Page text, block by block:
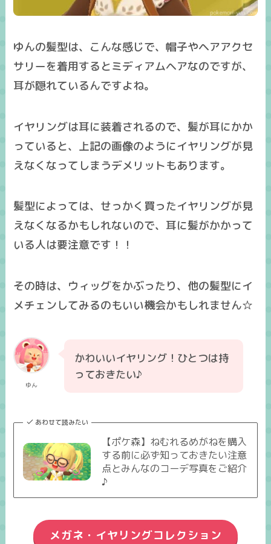
ゆんの髪型は、こんな感じで、帽子やヘアアクセ
サリーを着用するとミディアムヘアなのですが、
耳が隠れているんですよね。
イヤリングは耳に装着されるので、髪が耳にかか
っていると、上記の画像のようにイヤリングが見
えなくなってしまうデメリットもあります。
髪型によっては、せっかく買ったイヤリングが見
えなくなるかもしれないので、耳に髪がかかって
いる人は要注意です！！
その時は、ウィッグをかぶったり、他の髪型にイ
メチェンしてみるのもいい機会かもしれません☆
ゆん
かわいいイヤリング！ひとつは持
っておきたい♪
あわせて読みたい
【ポケ森】ねむれるめがねを購入
する前に必ず知っておきたい注意
点とみんなのコーデ写真をご紹介
♪
メガネ・イヤリングコレクション